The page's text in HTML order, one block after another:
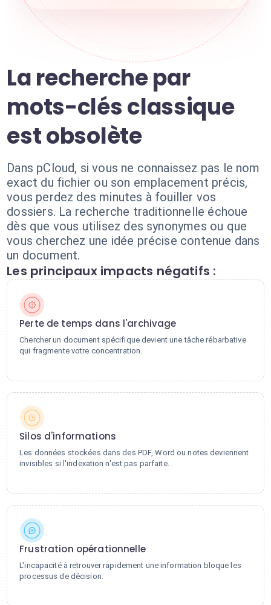
La recherche par
mots-clés classique
est obsolète
Dans pCloud, si vous ne connaissez pas le nom
exact du fichier ou son emplacement précis,
vous perdez des minutes à fouiller vos
dossiers. La recherche traditionnelle échoue
dès que vous utilisez des synonymes ou que
vous cherchez une idée précise contenue dans
un document.
Les principaux impacts négatifs :
Perte de temps dans l'archivage
Chercher un document spécifique devient une tâche rébarbative
qui fragmente votre concentration.
Silos d'informations
Les données stockées dans des PDF, Word ou notes deviennent
invisibles si l'indexation n'est pas parfaite.
Frustration opérationnelle
L'incapacité à retrouver rapidement une information bloque les
processus de décision.